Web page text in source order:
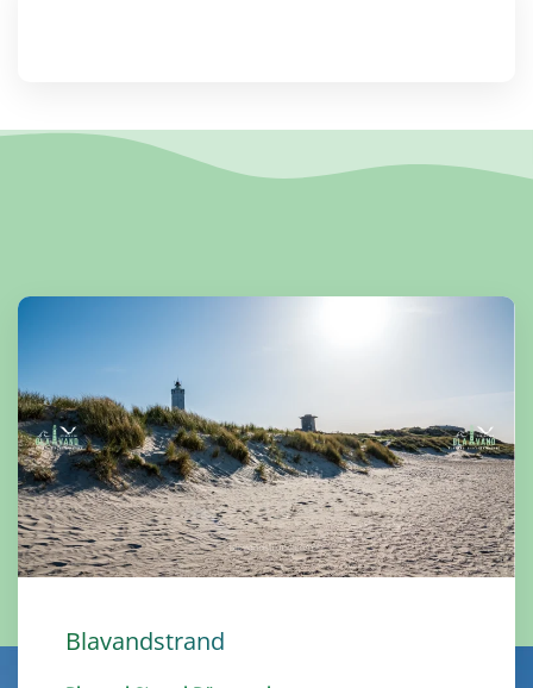
Blavandstrand